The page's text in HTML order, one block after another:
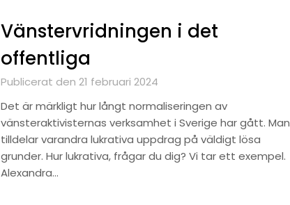
Vänstervridningen i det
offentliga
Publicerat den 21 februari 2024
Det är märkligt hur långt normaliseringen av
vänsteraktivisternas verksamhet i Sverige har gått. Man
tilldelar varandra lukrativa uppdrag på väldigt lösa
grunder. Hur lukrativa, frågar du dig? Vi tar ett exempel.
Alexandra…